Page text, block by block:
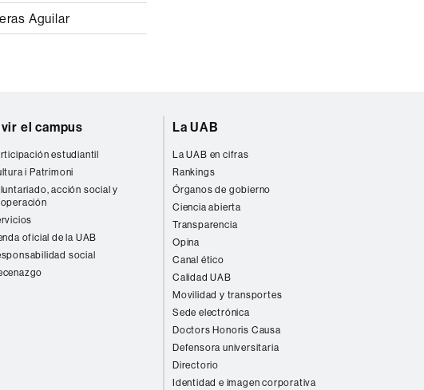
Aguilar
el campus
estudiantil
i Patrimoni
acción social y
oficial de la UAB
social
La UAB
La UAB en cifras
Rankings
Órganos de gobierno
Ciencia abierta
Transparencia
Opina
Canal ético
Calidad UAB
Movilidad y transportes
Sede electrónica
Doctors Honoris Causa
Defensora universitaria
Directorio
Identidad e imagen corporativa